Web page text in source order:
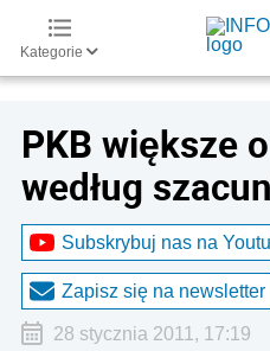
Kategorie
PKB większe
według
Subskrybuj nas na
Zapisz się na newsletter
28 stycznia 2011, 17:19